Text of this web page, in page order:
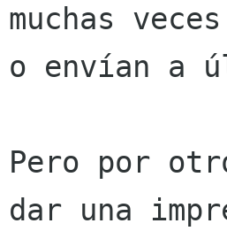
muchas
o envían a
Pero por
dar una